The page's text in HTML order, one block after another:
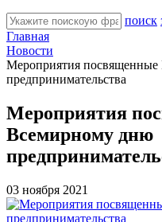
поиск
Главная
Новости
Мероприятия
предпринимательства
Мероприятия
Всемирному дню
03 ноября 2021